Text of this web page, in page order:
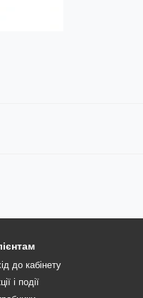
до кабінету
і події